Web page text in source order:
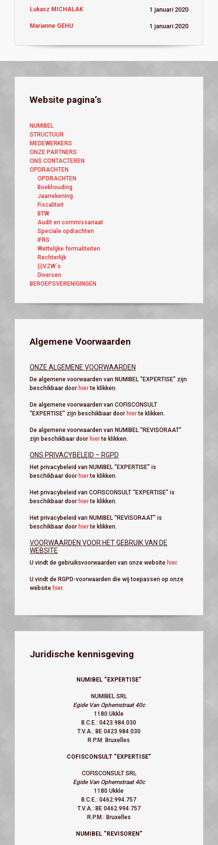
Lukasz MICHALAK 1 januari 2020
Marianne GEHU 1 januari 2020
Website pagina’s
NUMIBEL
STRUCTUUR
MEDEWERKERS
ONZE PARTNERS
ONS CONTACTEREN
OPDRACHTEN
OPDRACHTEN
Boekhouding
Jaarrekening
Fiscaliteit
BTW
Audit en commissariaat
Speciale opdrachten
IFRS
Wettelijke formaliteiten
Rechterlijk
(i)VZW´s
Diversen
BEROEPSVERENIGINGEN
Algemene Voorwaarden
ONZE ALGEMENE VOORWAARDEN
De algemene voorwaarden van NUMIBEL “EXPERTISE” zijn
beschikbaar door hierte klikken.
De algemene voorwaarden van COFISCONSULT
“EXPERTISE” zijn beschikbaar door hierte klikken.
De algemene voorwaarden van NUMIBEL “REVISORAAT”
zijn beschikbaar door hierte klikken.
ONS PRIVACYBELEID – RGPD
Het privacybeleid van NUMIBEL “EXPERTISE” is
beschikbaar door hierte klikken.
Het privacybeleid van COFISCONSULT “EXPERTISE” is
beschikbaar door hierte klikken.
Het privacybeleid van NUMIBEL “REVISORAAT” is
beschikbaar door hierte klikken.
VOORWAARDEN VOOR HET GEBRUIK VAN DE
WEBSITE
U vindt de gebruiksvoorwaarden van onze website hier.
U vindt de RGPD-voorwaarden die wij toepassen op onze
website hier.
Juridische kennisgeving
NUMIBEL “EXPERTISE”
NUMIBEL SRL
Egide Van Ophemstraat 40c
1180 Ukkle
B.C.E.: 0423.984.030
T.V.A.: BE 0423.984.030
R.P.M. Bruxelles
COFISCONSULT “EXPERTISE”
COFISCONSULT SRL
Egide Van Ophemstraat 40c
1180 Ukkle
B.C.E.: 0462.994.757
T.V.A.: BE 0462.994.757
R.P.M.: Bruxelles
NUMIBEL “REVISOREN”